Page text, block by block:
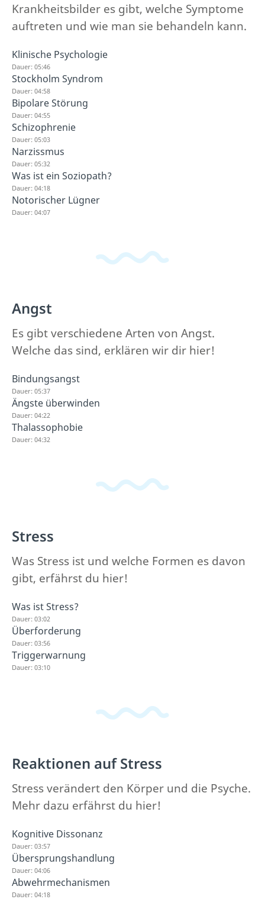
Krankheitsbilder es gibt, welche Symptome
auftreten und wie man sie behandeln kann.
Klinische Psychologie
Dauer: 05:46
Stockholm Syndrom
Dauer: 04:58
Bipolare Störung
Dauer: 04:55
Schizophrenie
Dauer: 05:03
Narzissmus
Dauer: 05:32
Was ist ein Soziopath?
Dauer: 04:18
Notorischer Lügner
Dauer: 04:07
Angst
Es gibt verschiedene Arten von Angst.
Welche das sind, erklären wir dir hier!
Bindungsangst
Dauer: 05:37
Ängste überwinden
Dauer: 04:22
Thalassophobie
Dauer: 04:32
Stress
Was Stress ist und welche Formen es davon
gibt, erfährst du hier!
Was ist Stress?
Dauer: 03:02
Überforderung
Dauer: 03:56
Triggerwarnung
Dauer: 03:10
Reaktionen auf Stress
Stress verändert den Körper und die Psyche.
Mehr dazu erfährst du hier!
Kognitive Dissonanz
Dauer: 03:57
Übersprungshandlung
Dauer: 04:06
Abwehrmechanismen
Dauer: 04:18